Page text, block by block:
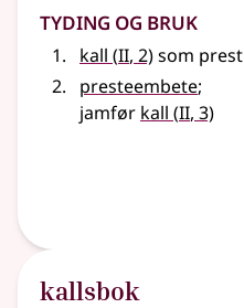
Tyding og bruk
kall (2
II, 2)som prest
presteembete;
jamfør kall (2
II, 3)
kallsbok